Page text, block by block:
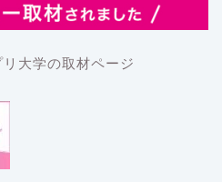
大学の取材ページ